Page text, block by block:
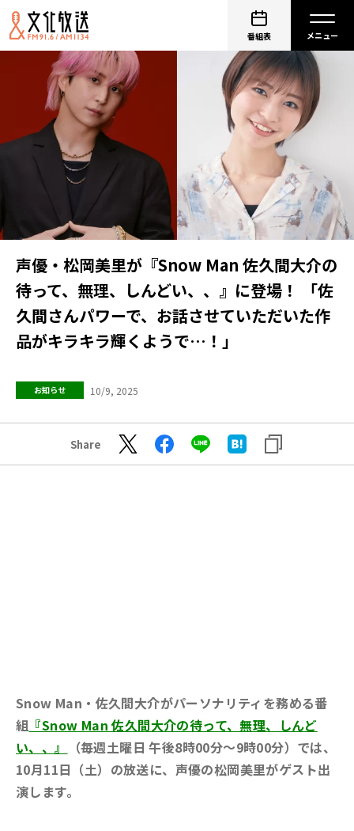
番組表
声優・松岡美里が『Snow Man 佐久間大介の
待って、無理、しんどい、、』に登場！ 「佐
久間さんパワーで、お話させていただいた作
品がキラキラ輝くようで…！」
お知らせ 10/9, 2025
Share
Snow Man・佐久間大介がパーソナリティを務める番
組 『Snow Man 佐久間大介の待って、無理、しんど
い、、』
（毎週土曜日 午後8時00分～9時00分）では、
10月11日（土）の放送に、声優の松岡美里がゲスト出
演します。